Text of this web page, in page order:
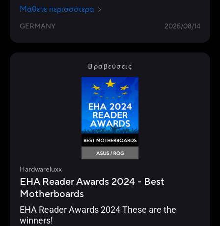
Μάθετε περισσότερα
GERMANY 2025/08/14
Βραβεύσεις
Hardwareluxx
EHA Reader Awards 2024 - Best
Motherboards
EHA Reader Awards 2024 These are the
winners!